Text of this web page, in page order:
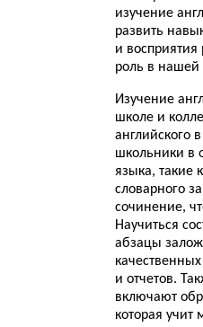
изучение
развить
и восприятия
роль в
Изучение
школе и
английского
школьники в
языка, такие
словарного
сочинение,
Научиться
абзацы
и отчетов.
включают
которая учит